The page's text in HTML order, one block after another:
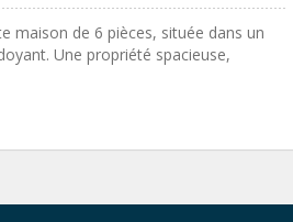
maison de 6 pièces, située dans un
Une propriété spacieuse,